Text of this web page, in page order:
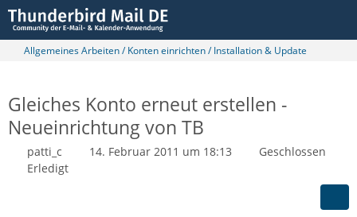
Allgemeines Arbeiten / Konten einrichten / Installation & Update
Gleiches Konto erneut erstellen -
Neueinrichtung von TB
patti_c 14. Februar 2011 um 18:13
Geschlossen
Erledigt